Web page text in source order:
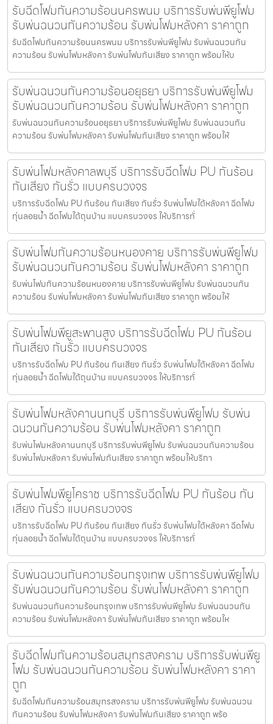
รับฉีดโฟมกันความร้อนนครพนม บริการรับพ่นพียูโฟม
รับพ่นฉนวนกันความร้อน รับพ่นโฟมหลังคา ราคาถูก
รับฉีดโฟมกันความร้อนนครพนม บริการรับพ่นพียูโฟม รับพ่นฉนวนกัน
ความร้อน รับพ่นโฟมหลังคา รับพ่นโฟมกันเสียง ราคาถูก พร้อมให้บ
รับพ่นฉนวนกันความร้อนอยุธยา บริการรับพ่นพียูโฟม
รับพ่นฉนวนกันความร้อน รับพ่นโฟมหลังคา ราคาถูก
รับพ่นฉนวนกันความร้อนอยุธยา บริการรับพ่นพียูโฟม รับพ่นฉนวนกัน
ความร้อน รับพ่นโฟมหลังคา รับพ่นโฟมกันเสียง ราคาถูก พร้อมให้
รับพ่นโฟมหลังคาลพบุรี บริการรับฉีดโฟม PU กันร้อน
กันเสียง กันรั่ว แบบครบวงจร
บริการรับฉีดโฟม PU กันร้อน กันเสียง กันรั่ว รับพ่นโฟมใต้หลังคา ฉีดโฟม
ทุ่นลอยน้ำ ฉีดโฟมใต้ถุนบ้าน แบบครบวงจร ให้บริการทั่
รับพ่นโฟมกันความร้อนหนองคาย บริการรับพ่นพียูโฟม
รับพ่นฉนวนกันความร้อน รับพ่นโฟมหลังคา ราคาถูก
รับพ่นโฟมกันความร้อนหนองคาย บริการรับพ่นพียูโฟม รับพ่นฉนวนกัน
ความร้อน รับพ่นโฟมหลังคา รับพ่นโฟมกันเสียง ราคาถูก พร้อมให้
รับพ่นโฟมพียูสะพานสูง บริการรับฉีดโฟม PU กันร้อน
กันเสียง กันรั่ว แบบครบวงจร
บริการรับฉีดโฟม PU กันร้อน กันเสียง กันรั่ว รับพ่นโฟมใต้หลังคา ฉีดโฟม
ทุ่นลอยน้ำ ฉีดโฟมใต้ถุนบ้าน แบบครบวงจร ให้บริการทั่
รับพ่นโฟมหลังคานนทบุรี บริการรับพ่นพียูโฟม รับพ่น
ฉนวนกันความร้อน รับพ่นโฟมหลังคา ราคาถูก
รับพ่นโฟมหลังคานนทบุรี บริการรับพ่นพียูโฟม รับพ่นฉนวนกันความร้อน
รับพ่นโฟมหลังคา รับพ่นโฟมกันเสียง ราคาถูก พร้อมให้บริกา
รับพ่นโฟมพียูโคราช บริการรับฉีดโฟม PU กันร้อน กัน
เสียง กันรั่ว แบบครบวงจร
บริการรับฉีดโฟม PU กันร้อน กันเสียง กันรั่ว รับพ่นโฟมใต้หลังคา ฉีดโฟม
ทุ่นลอยน้ำ ฉีดโฟมใต้ถุนบ้าน แบบครบวงจร ให้บริการทั่
รับพ่นฉนวนกันความร้อนกรุงเทพ บริการรับพ่นพียูโฟม
รับพ่นฉนวนกันความร้อน รับพ่นโฟมหลังคา ราคาถูก
รับพ่นฉนวนกันความร้อนกรุงเทพ บริการรับพ่นพียูโฟม รับพ่นฉนวนกัน
ความร้อน รับพ่นโฟมหลังคา รับพ่นโฟมกันเสียง ราคาถูก พร้อมให
รับฉีดโฟมกันความร้อนสมุทรสงคราม บริการรับพ่นพียู
โฟม รับพ่นฉนวนกันความร้อน รับพ่นโฟมหลังคา ราคา
ถูก
รับฉีดโฟมกันความร้อนสมุทรสงคราม บริการรับพ่นพียูโฟม รับพ่นฉนวน
กันความร้อน รับพ่นโฟมหลังคา รับพ่นโฟมกันเสียง ราคาถูก พร้อ